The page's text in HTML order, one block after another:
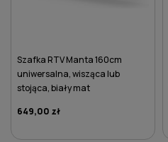
Szafka RTV Manta 160cm
uniwersalna, wisząca lub
stojąca, biały mat
649,00 zł